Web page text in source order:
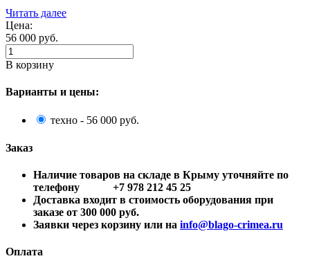
Читать далее
Цена:
56 000 руб.
В корзину
Варианты и цены:
техно - 56 000 руб.
Заказ
Наличие товаров на складе в Крыму уточняйте по
телефону +7 978 212 45 25
Доставка входит в стоимость оборудования при
заказе от 300 000 руб.
Заявки через корзину или на info@blago-crimea.ru
Оплата